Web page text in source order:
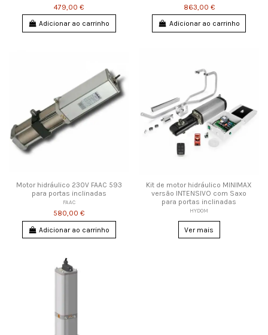
479,00 €
Adicionar ao carrinho
863,00 €
Adicionar ao carrinho
Motor hidráulico 230V FAAC 593
para portas inclinadas
FAAC
580,00 €
Adicionar ao carrinho
Kit de motor hidráulico MINIMAX
versão INTENSIVO com Saxo
para portas inclinadas
HYDOM
Ver mais